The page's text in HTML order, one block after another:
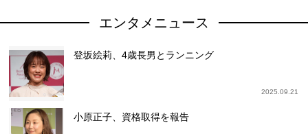
エンタメニュース
登坂絵莉、4歳長男とランニング
2025.09.21
小原正子、資格取得を報告